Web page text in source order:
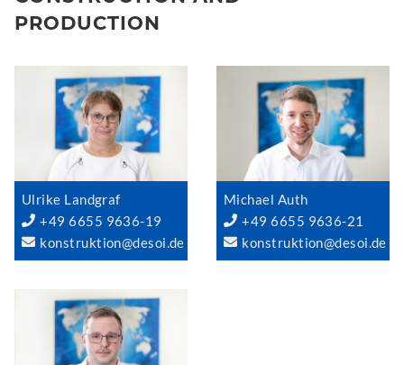
PRODUCTION
Ulrike Landgraf
+49 6655 9636-19
konstruktion@desoi.de
Michael Auth
+49 6655 9636-21
konstruktion@desoi.de